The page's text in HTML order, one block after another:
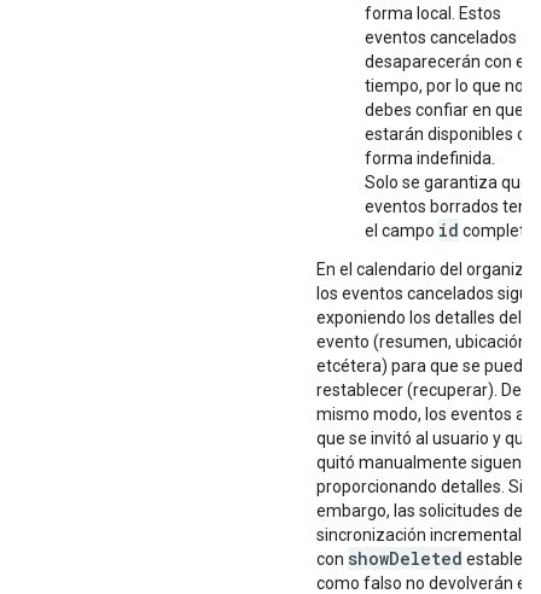
forma local. Estos
eventos cancelados
desaparecerán con el
tiempo, por lo que no
debes confiar en que
estarán disponibles de
forma indefinida.
Solo se garantiza que
eventos borrados
el campo id
En el calendario del
los eventos cancelados
exponiendo los detalles del
evento (resumen, ubicación,
etcétera) para que se puedan
restablecer (recuperar). Del
mismo modo, los eventos a
que se invitó al usuario y que
quitó manualmente siguen
proporcionando detalles. Sin
embargo, las solicitudes de
sincronización incrementales
con showDeleted
como falso no devolverán